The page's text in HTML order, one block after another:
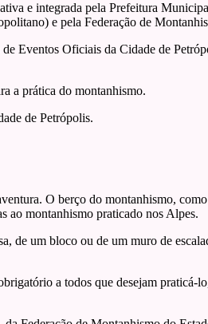
e integrada pela Prefeitura
e pela Federação de
Eventos Oficiais da Cidade de
a prática do montanhismo.
de Petrópolis.
O berço do montanhismo,
ao montanhismo praticado nos Alpes.
de um bloco ou de um muro de
a todos que desejam praticá-